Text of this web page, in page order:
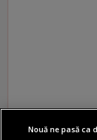
Nouă ne pasă ca